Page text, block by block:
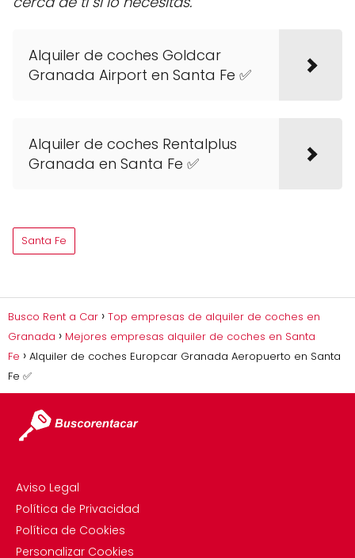
Alquiler de coches Goldcar
Granada Airport en Santa Fe ✅
Alquiler de coches Rentalplus
Granada en Santa Fe ✅
Santa Fe
Busco Rent a Car
Top empresas de alquiler de coches en
Granada
Mejores empresas alquiler de coches en Santa
Fe
Alquiler de coches Europcar Granada Aeropuerto en Santa
Fe ✅
Aviso Legal
Política de Privacidad
Política de Cookies
Personalizar Cookies